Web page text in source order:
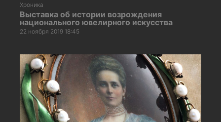
Хроника
Выставка об истории возрождения
национального ювелирного искусства
22 ноября 2019 18:45